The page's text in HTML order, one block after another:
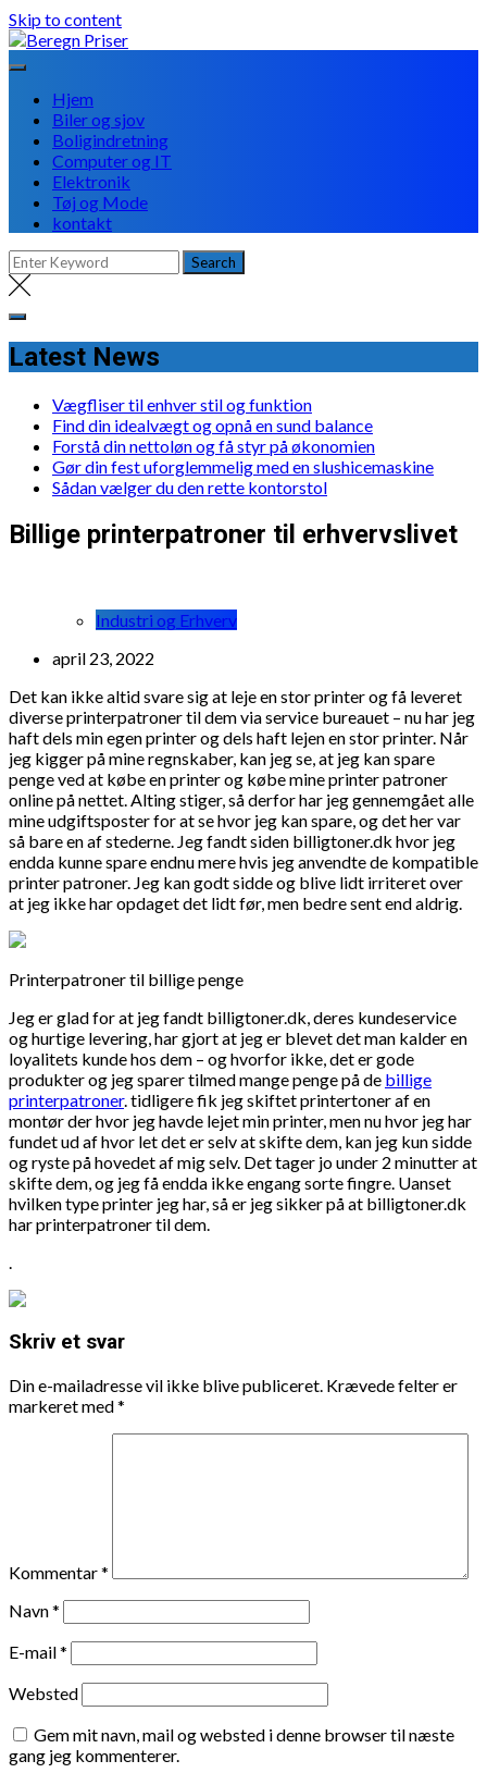
Skip to content
Hjem
Biler og sjov
Boligindretning
Computer og IT
Elektronik
Tøj og Mode
kontakt
Latest News
Vægfliser til enhver stil og funktion
Find din idealvægt og opnå en sund balance
Forstå din nettoløn og få styr på økonomien
Gør din fest uforglemmelig med en slushicemaskine
Sådan vælger du den rette kontorstol
Billige printerpatroner til erhvervslivet
Industri og Erhverv
april 23, 2022
Det kan ikke altid svare sig at leje en stor printer og få leveret
diverse printerpatroner til dem via service bureauet – nu har jeg
haft dels min egen printer og dels haft lejen en stor printer. Når
jeg kigger på mine regnskaber, kan jeg se, at jeg kan spare
penge ved at købe en printer og købe mine printer patroner
online på nettet. Alting stiger, så derfor har jeg gennemgået alle
mine udgiftsposter for at se hvor jeg kan spare, og det her var
så bare en af stederne. Jeg fandt siden billigtoner.dk hvor jeg
endda kunne spare endnu mere hvis jeg anvendte de kompatible
printer patroner. Jeg kan godt sidde og blive lidt irriteret over
at jeg ikke har opdaget det lidt før, men bedre sent end aldrig.
Printerpatroner til billige penge
Jeg er glad for at jeg fandt billigtoner.dk, deres kundeservice
og hurtige levering, har gjort at jeg er blevet det man kalder en
loyalitets kunde hos dem – og hvorfor ikke, det er gode
produkter og jeg sparer tilmed mange penge på de billige
printerpatroner. tidligere fik jeg skiftet printertoner af en
montør der hvor jeg havde lejet min printer, men nu hvor jeg har
fundet ud af hvor let det er selv at skifte dem, kan jeg kun sidde
og ryste på hovedet af mig selv. Det tager jo under 2 minutter at
skifte dem, og jeg få endda ikke engang sorte fingre. Uanset
hvilken type printer jeg har, så er jeg sikker på at billigtoner.dk
har printerpatroner til dem.
Skriv et svar
Din e-mailadresse vil ikke blive publiceret. Krævede felter er
markeret med*
Kommentar*
Navn*
E-mail*
Websted
Gem mit navn, mail og websted i denne browser til næste
gang jeg kommenterer.